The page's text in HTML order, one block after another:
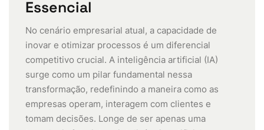
Essencial
No cenário empresarial atual, a capacidade de
inovar e otimizar processos é um diferencial
competitivo crucial. A inteligência artificial (IA)
surge como um pilar fundamental nessa
transformação, redefinindo a maneira como as
empresas operam, interagem com clientes e
tomam decisões. Longe de ser apenas uma